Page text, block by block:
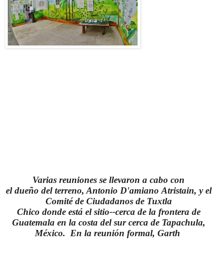
Varias reuniones se llevaron a cabo con
el dueño del terreno, Antonio D'amiano Atristain, y el
Comité de Ciudadanos de Tuxtla
Chico donde está el sitio--cerca de la frontera de
Guatemala en la costa del sur cerca de Tapachula,
México. En la reunión formal, Garth